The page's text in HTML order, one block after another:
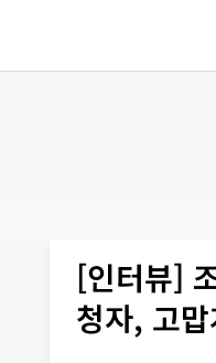
[인터뷰]
청자, 고